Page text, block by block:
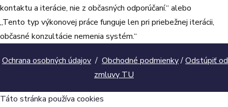
kontaktu a iterácie, nie z občasných odporúčaní.“ alebo
„Tento typ výkonovej práce funguje len pri priebežnej iterácii,
občasné konzultácie nemenia systém.“
Ochrana osobných údajov / Obchodné podmienky/Odstúpiť od
zmluvy TU
Táto stránka používa cookies